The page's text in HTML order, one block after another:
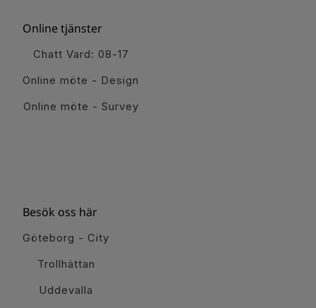
Online tjänster
Chatt Vard: 08-17
Online möte - Design
Online möte - Survey
Besök oss här
Göteborg - City
Trollhättan
Uddevalla